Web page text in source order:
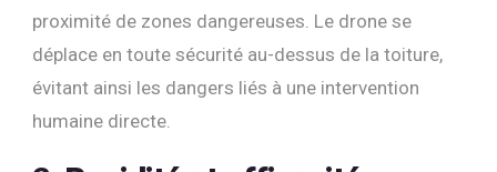
proximité de zones dangereuses. Le drone se
déplace en toute sécurité au-dessus de la toiture,
évitant ainsi les dangers liés à une intervention
humaine directe.